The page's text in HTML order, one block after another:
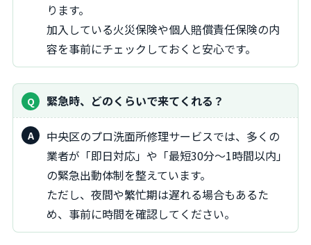
ります。
加入している火災保険や個人賠償責任保険の内
容を事前にチェックしておくと安心です。
緊急時、どのくらいで来てくれる？
中央区のプロ洗面所修理サービスでは、多くの
業者が「即日対応」や「最短30分～1時間以内」
の緊急出動体制を整えています。
ただし、夜間や繁忙期は遅れる場合もあるた
め、事前に時間を確認してください。